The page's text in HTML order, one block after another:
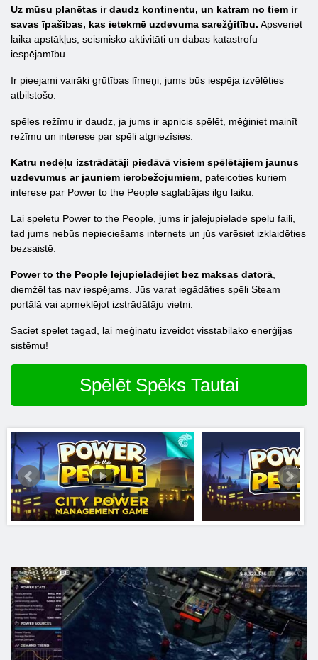
Uz mūsu planētas ir daudz kontinentu, un katram no tiem ir
savas īpašības, kas ietekmē uzdevuma sarežģītību. Apsveriet
laika apstākļus, seismisko aktivitāti un dabas katastrofu
iespējamību.
Ir pieejami vairāki grūtības līmeņi, jums būs iespēja izvēlēties
atbilstošo.
spēles režīmu ir daudz, ja jums ir apnicis spēlēt, mēģiniet mainīt
režīmu un interese par spēli atgriezīsies.
Katru nedēļu izstrādātāji piedāvā visiem spēlētājiem jaunus
uzdevumus ar jauniem ierobežojumiem , pateicoties kuriem
interese par Power to the People saglabājas ilgu laiku.
Lai spēlētu Power to the People, jums ir jālejupielādē spēļu faili,
tad jums nebūs nepieciešams internets un jūs varēsiet izklaidēties
bezsaistē.
Power to the People lejupielādējiet bez maksas datorā
diemžēl tas nav iespējams. Jūs varat iegādāties spēli Steam
portālā vai apmeklējot izstrādātāju vietni.
Sāciet spēlēt tagad, lai mēģinātu izveidot visstabilāko enerģijas
sistēmu!
Spēlēt Spēks Tautai